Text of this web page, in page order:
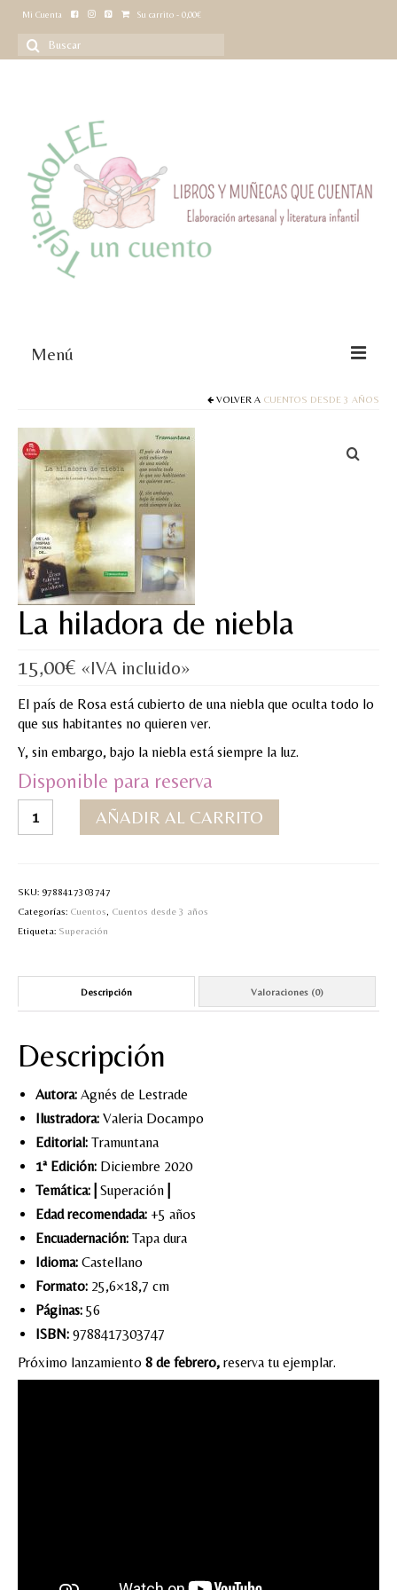
Mi Cuenta Su carrito - 0,00€
Buscar
por:
Menú
Juegos y puzles
Materiales de juego
Artesanía Waldorf
Hecho a mano
Tote bag
Papelería
TIENDA
¿QUIÉN SOY?
CREACIONES
BLOG
MI CUENTA
VOLVER A CUENTOS DESDE 3 AÑOS
La hiladora de niebla
15,00€ «IVA incluido»
El país de Rosa está cubierto de una niebla que oculta todo lo
que sus habitantes no quieren ver.
Y, sin embargo, bajo la niebla está siempre la luz.
Disponible para reserva
hiladora
cantidad
AÑADIR AL CARRITO
SKU: 9788417303747
Categorías: Cuentos
Cuentos desde 3 años
Etiqueta: Superación
Descripción Valoraciones (0)
Descripción
Autora: Agnés de Lestrade
Ilustradora: Valeria Docampo
Editorial: Tramuntana
1ª Edición: Diciembre 2020
Temática: Superación
Edad recomendada: +5 años
Encuadernación: Tapa dura
Idioma: Castellano
Formato: 25,6×18,7 cm
Páginas: 56
ISBN: 9788417303747
Próximo lanzamiento 8 de febrero, reserva tu ejemplar.